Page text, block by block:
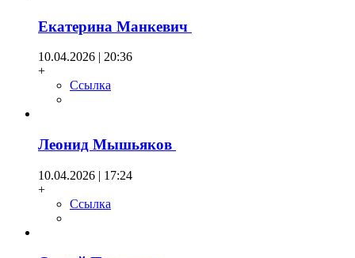
Екатерина Манкевич
10.04.2026 | 20:36
+
Ссылка
Леонид Мышьяков
10.04.2026 | 17:24
+
Ссылка